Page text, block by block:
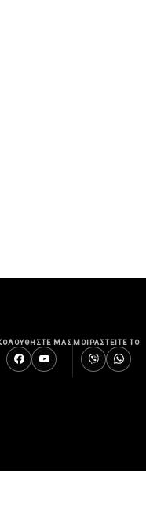
ΜΑΣ ΜΟΙΡΑΣΤΕΙΤΕ ΤΟ